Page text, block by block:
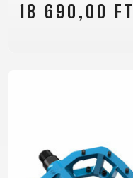
18 690,00 FT